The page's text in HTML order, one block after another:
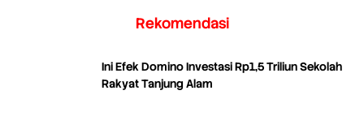
Rekomendasi
Ini Efek Domino Investasi Rp1,5 Triliun Sekolah
Rakyat Tanjung Alam